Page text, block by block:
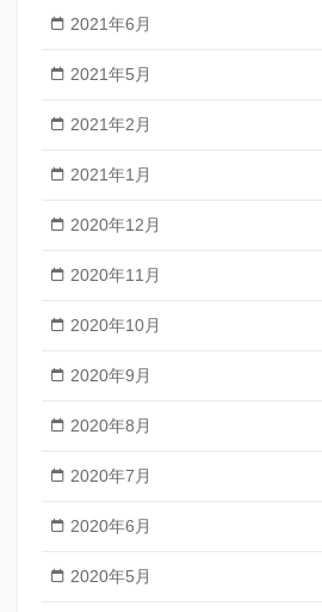
2021年6月
2021年5月
2021年2月
2021年1月
2020年12月
2020年11月
2020年10月
2020年9月
2020年8月
2020年7月
2020年6月
2020年5月